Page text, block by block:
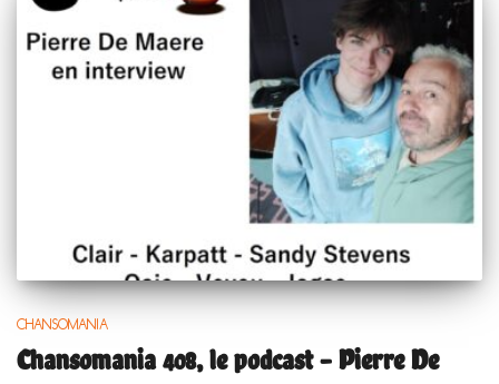
CHANSOMANIA
Chansomania 408, le podcast – Pierre De